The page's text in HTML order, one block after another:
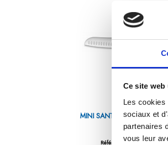
Ce site
Les cookies
sociaux et
partenaires
vous leur
MINI SANTOKU 12.5 CM
WOODS
Référence : 5985013-C